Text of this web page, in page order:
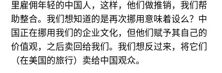
里雇佣年轻的中国人，这样，他们做推销，我们帮
助整合。我们想知道的是再次挪用意味着设么？中
国正在挪用我们的企业文化，但他们赋予其自己的
价值观，之后卖回给我们。我们想反过来，将它们
（在美国的旅行）卖给中国观众。